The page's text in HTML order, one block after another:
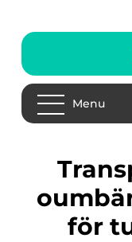
Menu
Transportvagn – En
för